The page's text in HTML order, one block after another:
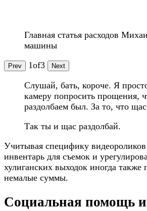
Главная статья расходов
машины
Prev 1of3 Next
Слушай, бать, короче. Я
камеру попросить прощения,
раздолбаем был. За то, что
Так ты и щас раздолбай.
Учитывая специфику
инвентарь для съемок и
хулиганских выходок иногда также
немалые суммы.
Социальная помощь и